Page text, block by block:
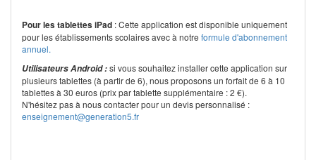
Pour les tablettes iPad : Cette application est disponible uniquement
pour les établissements scolaires avec à notre formule d'abonnement
annuel.
Utilisateurs Android :si vous souhaitez installer cette application sur
plusieurs tablettes (à partir de 6), nous proposons un forfait de 6 à 10
tablettes à 30 euros (prix par tablette supplémentaire : 2 €).
N'hésitez pas à nous contacter pour un devis personnalisé :
enseignement@generation5.fr